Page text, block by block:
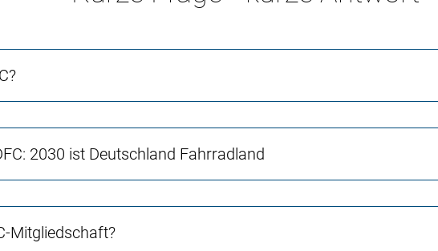
2030 ist Deutschland Fahrradland
Mitgliedschaft?